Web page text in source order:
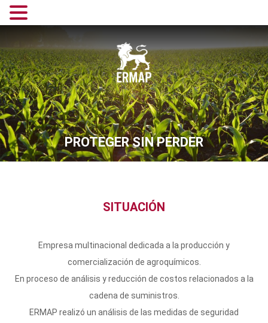
PROTEGER SIN PERDER
SITUACIÓN
Empresa multinacional dedicada a la producción y
comercialización de agroquímicos.
En proceso de análisis y reducción de costos relacionados a la
cadena de suministros.
ERMAP realizó un análisis de las medidas de seguridad